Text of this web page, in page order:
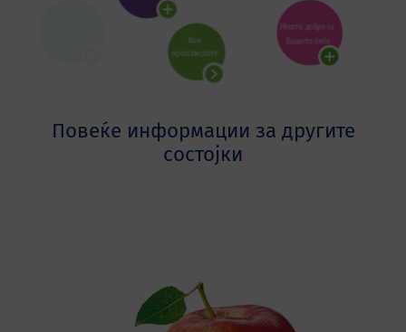
Повеќе информации за другите
состојки